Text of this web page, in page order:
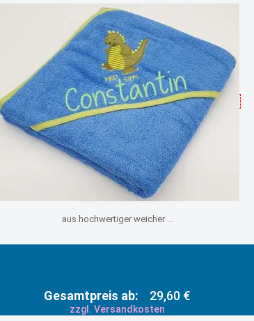
aus hochwertiger weicher ...
Gesamtpreis ab: 29,60 €
zzgl. Versandkosten